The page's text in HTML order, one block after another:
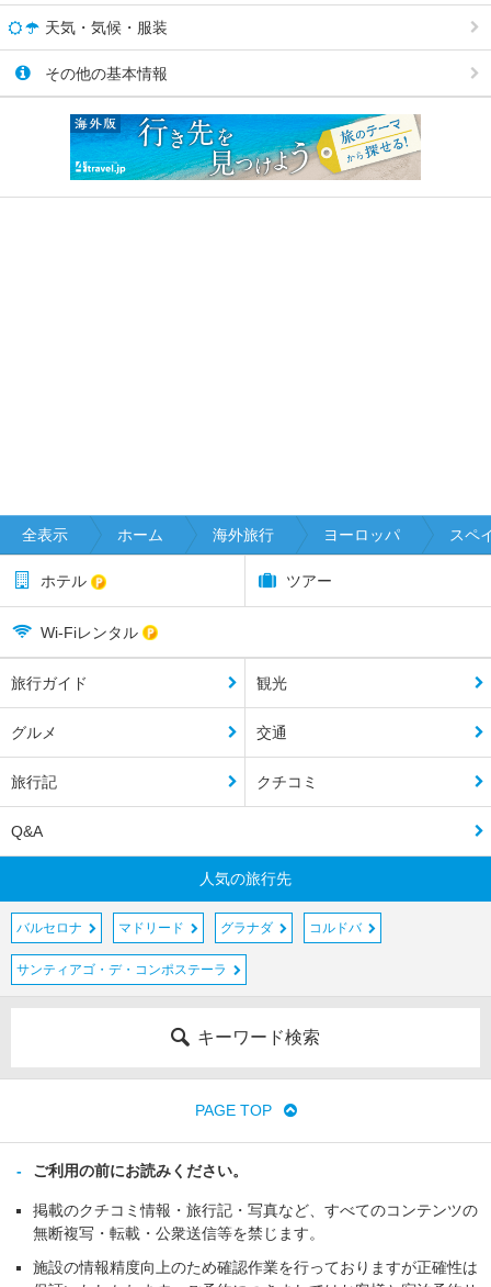
天気・気候・服装
その他の基本情報
全表示 ホーム 海外旅行 ヨーロッパ スペ
ホテル ツアー
Wi-Fiレンタル
旅行ガイド 観光
グルメ 交通
旅行記 クチコミ
Q&A
人気の旅行先
バルセロナ マドリード グラナダ コルドバ
サンティアゴ・デ・コンポステーラ
キーワード検索
PAGE TOP
ご利用の前にお読みください。
掲載のクチコミ情報・旅行記・写真など、すべてのコンテンツの
無断複写・転載・公衆送信等を禁じます。
施設の情報精度向上のため確認作業を行っておりますが正確性は